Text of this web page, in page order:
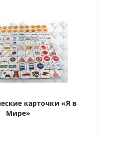
карточки «Я в
Мире»